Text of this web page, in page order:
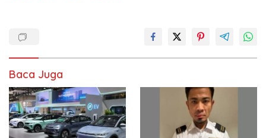
Baca Juga